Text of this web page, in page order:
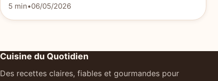
5 min•06/05/2026
Cuisine du Quotidien
Des recettes claires, fiables et gourmandes pour